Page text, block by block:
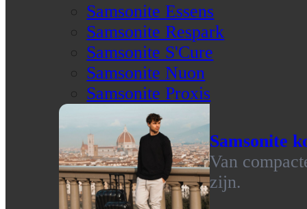
Samsonite Essens
Samsonite Respark
Samsonite S'Cure
Samsonite Nuon
Samsonite Proxis
Samsonite
Van
zijn.